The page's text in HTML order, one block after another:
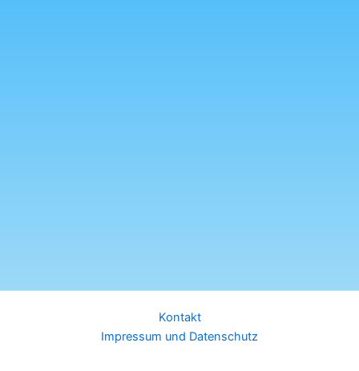
Kontakt
Impressum und Datenschutz